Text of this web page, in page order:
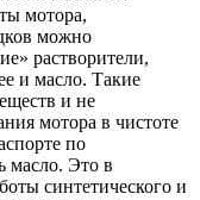
мотора,
можно
растворители,
и масло. Такие
и не
мотора в чистоте
по
масло. Это в
синтетического и